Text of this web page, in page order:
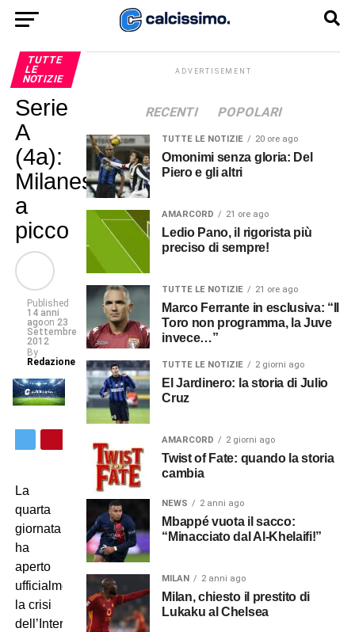
TUTTE
LE
NOTIZIE
Serie
A
(4a):
Milanesi
a
picco
Published
14 anni
agoon 23
Settembre
2012
By
Redazione
La
quarta
giornata
ha
aperto
ufficialmente
la crisi
dell’Inter.
ADVERTISEMENT
RECENTI POPOLARI
TUTTE LE NOTIZIE 20 ore ago
Omonimi senza gloria: Del
Piero e gli altri
AMARCORD 21 ore ago
Ledio Pano, il rigorista più
preciso di sempre!
TUTTE LE NOTIZIE 21 ore ago
Marco Ferrante in esclusiva: “Il
Toro non programma, la Juve
invece…”
TUTTE LE NOTIZIE 2 giorni ago
El Jardinero: la storia di Julio
Cruz
AMARCORD 2 giorni ago
Twist of Fate: quando la storia
cambia
NEWS 2 anni ago
Mbappé vuota il sacco:
“Minacciato dal Al-Khelaifi!”
MILAN 2 anni ago
Milan, chiesto il prestito di
Lukaku al Chelsea